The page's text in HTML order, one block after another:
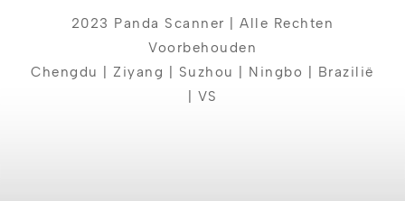
2023 Panda Scanner | Alle Rechten
Voorbehouden
Chengdu | Ziyang | Suzhou | Ningbo | Brazilië
| VS